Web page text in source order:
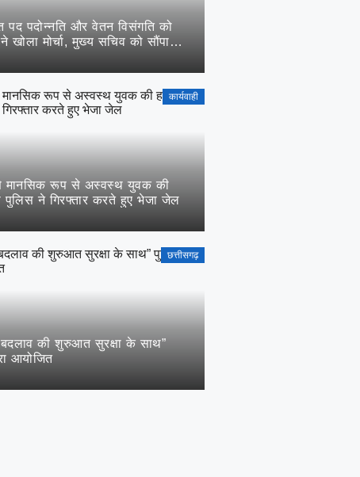
पदोन्नति और वेतन विसंगति को
खोला मोर्चा, मुख्य सचिव को सौंपा
कार्यवाही
से मानसिक रूप से अस्वस्थ युवक की
पुलिस ने गिरफ्तार करते हुए भेजा जेल
छत्तीसगढ़
की शुरुआत सुरक्षा के साथ”
आयोजित